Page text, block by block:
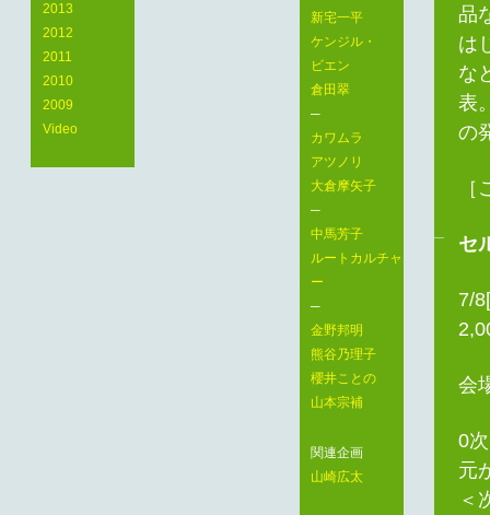
新宅一平
ケンジル・
ビエン
倉田翠
─
カワムラ
アツノリ
大倉摩矢子
─
中馬芳子
ルートカルチャ
ー
─
金野邦明
熊谷乃理子
櫻井ことの
山本宗補
関連企画
山崎広太
2013
2012
2011
2010
2009
Video
品
は
な
表
の
セ
7/
会
0
元
＜